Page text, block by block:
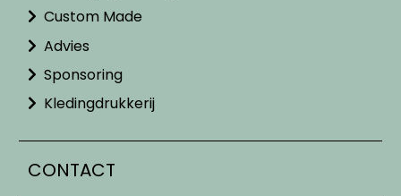
Custom Made
Advies
Sponsoring
Kledingdrukkerij
CONTACT